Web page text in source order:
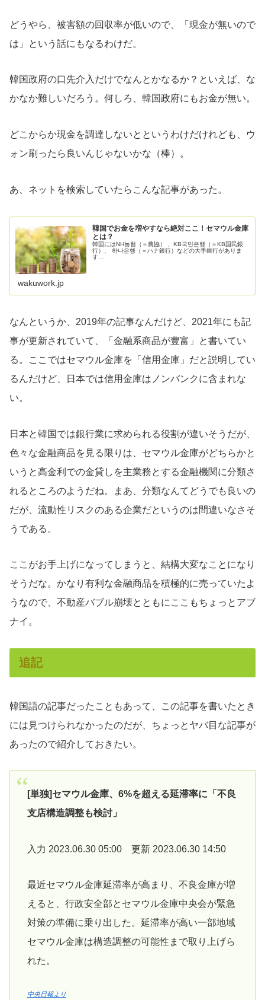
どうやら、被害額の回収率が低いので、「現金が無いので
は」という話にもなるわけだ。
韓国政府の口先介入だけでなんとかなるか？といえば、な
かなか難しいだろう。何しろ、韓国政府にもお金が無い。
どこからか現金を調達しないとというわけだけれども、ウ
ォン刷ったら良いんじゃないかな（棒）。
あ、ネットを検索していたらこんな記事があった。
韓国でお金を増やすなら絶対ここ！セマウル金庫
とは？
韓国にはNH농협（＝農協） 、KB국민은행（＝KB国民銀
行）、 하나은행（＝ハナ銀行）などの大手銀行がありま
す…
wakuwork.jp
なんというか、2019年の記事なんだけど、2021年にも記
事が更新されていて、「金融系商品が豊富」と書いてい
る。ここではセマウル金庫を「信用金庫」だと説明してい
るんだけど、日本では信用金庫はノンバンクに含まれな
い。
日本と韓国では銀行業に求められる役割が違いそうだが、
色々な金融商品を見る限りは、セマウル金庫がどちらかと
いうと高金利での金貸しを主業務とする金融機関に分類さ
れるところのようだね。まあ、分類なんてどうでも良いの
だが、流動性リスクのある企業だというのは間違いなさそ
うである。
ここがお手上げになってしまうと、結構大変なことになり
そうだな。かなり有利な金融商品を積極的に売っていたよ
うなので、不動産バブル崩壊とともにここもちょっとアブ
ナイ。
追記
韓国語の記事だったこともあって、この記事を書いたとき
には見つけられなかったのだが、ちょっとヤバ目な記事が
あったので紹介しておきたい。
[単独]セマウル金庫、6%を超える延滞率に「不良
支店構造調整も検討」
入力 2023.06.30 05:00 更新 2023.06.30 14:50
最近セマウル金庫延滞率が高まり、不良金庫が増
えると、行政安全部とセマウル金庫中央会が緊急
対策の準備に乗り出した。延滞率が高い一部地域
セマウル金庫は構造調整の可能性まで取り上げら
れた。
中央日報より